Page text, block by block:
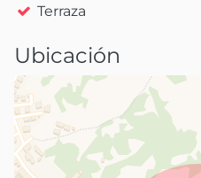
Terraza
Ubicación